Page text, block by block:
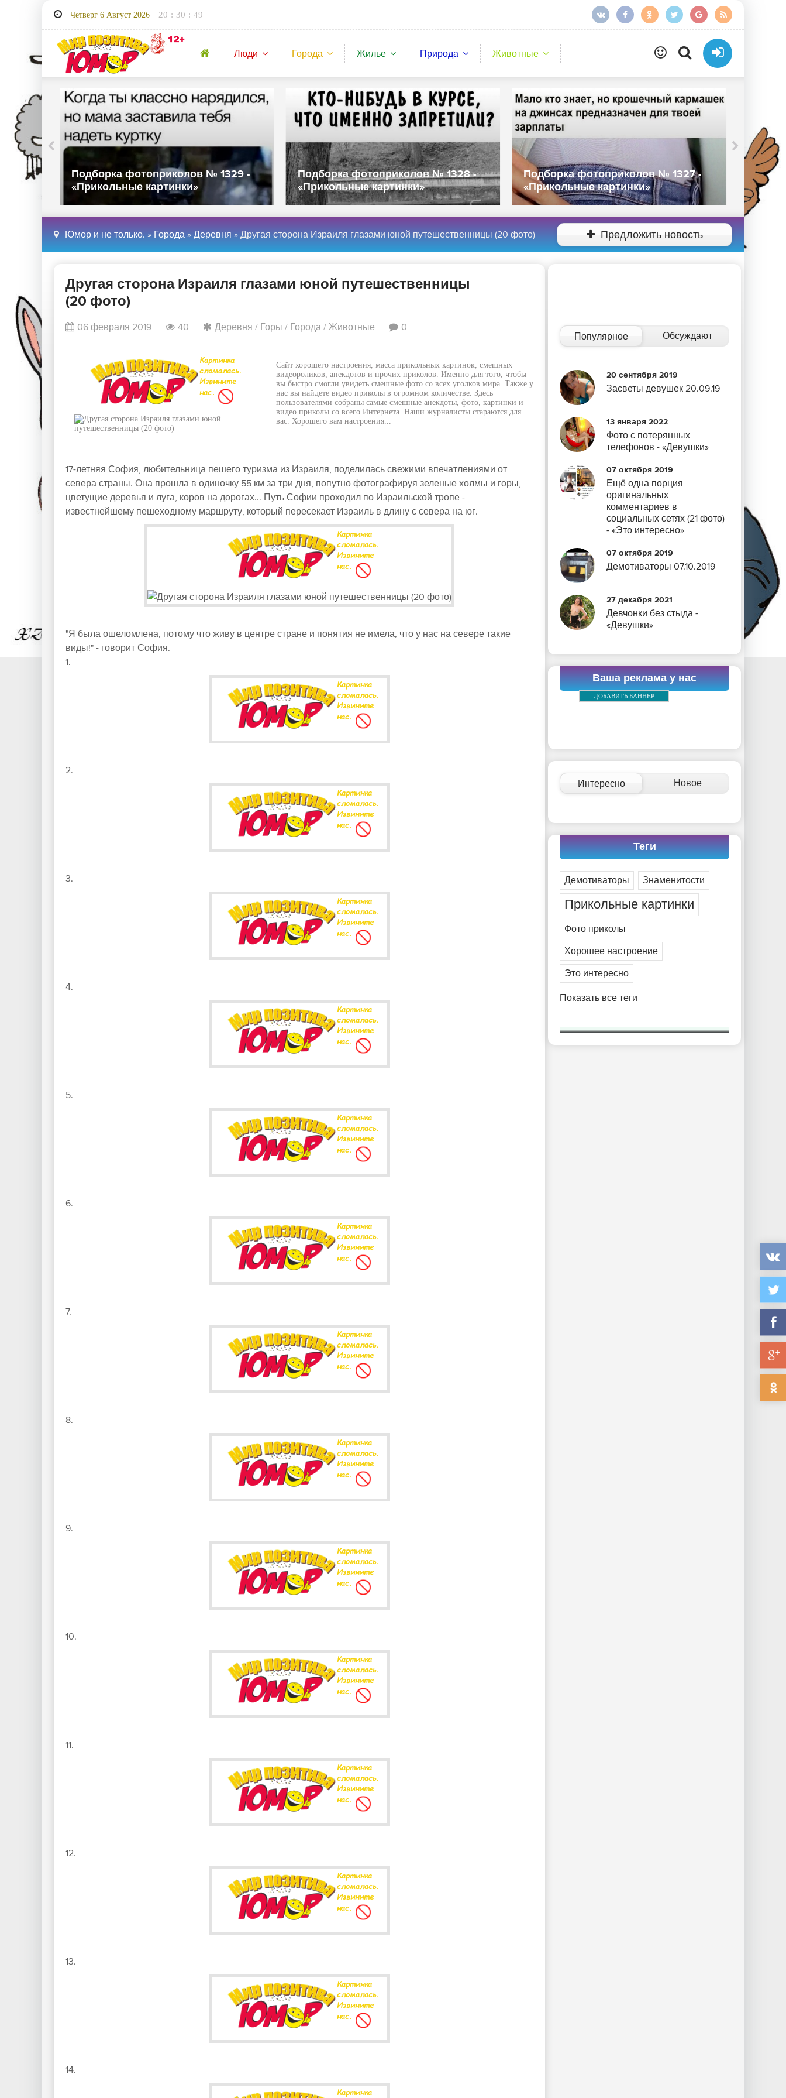
Четверг 6 Август 2026 20 : 30 : 50
Люди Города Жилье Природа Животные
Подборка фотоприколов № 1329 -
«Прикольные картинки»
Подборка фотоприколов № 1328 -
«Прикольные картинки»
Подборка фотоприколов № 1327 -
«Прикольные картинки»
Юмор и не только. » Города » Деревня » Другая сторона Израиля глазами юной путешественницы (20 фото) Предложить новость
Другая сторона Израиля глазами юной путешественницы
(20 фото)
06 февраля 2019 40 Деревня / Горы / Города / Животные 0
Сайт хорошего настроения, масса прикольных картинок, смешных
видеороликов, анекдотов и прочих приколов. Именно для того, чтобы
вы быстро смогли увидеть смешные фото со всех уголков мира. Также у
нас вы найдете видео приколы в огромном количестве. Здесь
пользователями собраны самые смешные анекдоты, фото, картинки и
видео приколы со всего Интернета. Наши журналисты стараются для
вас. Хорошего вам настроения...
17-летняя София, любительница пешего туризма из Израиля, поделилась свежими впечатлениями от
севера страны. Она прошла в одиночку 55 км за три дня, попутно фотографируя зеленые холмы и горы,
цветущие деревья и луга, коров на дорогах... Путь Софии проходил по Израильской тропе -
известнейшему пешеходному маршруту, который пересекает Израиль в длину с севера на юг.
"Я была ошеломлена, потому что живу в центре стране и понятия не имела, что у нас на севере такие
виды!" - говорит София.
1.
2.
3.
4.
5.
6.
7.
8.
9.
10.
11.
12.
13.
14.
Популярное Обсуждают
20 сентября 2019
Засветы девушек 20.09.19
13 января 2022
Фото с потерянных
телефонов - «Девушки»
07 октября 2019
Ещё одна порция
оригинальных
комментариев в
социальных сетях (21 фото)
- «Это интересно»
07 октября 2019
Демотиваторы 07.10.2019
27 декабря 2021
Девчонки без стыда -
«Девушки»
Ваша реклама у нас
ДОБАВИТЬ БАННЕР
Интересно Новое
Теги
Демотиваторы Знаменитости
Прикольные картинки
Фото приколы
Хорошее настроение
Это интересно
Показать все теги